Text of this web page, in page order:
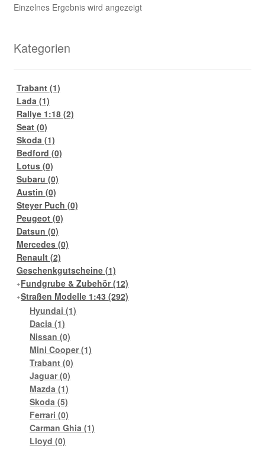
Einzelnes Ergebnis wird angezeigt
Kategorien
Trabant (1)
Lada (1)
Rallye 1:18 (2)
Seat (0)
Skoda (1)
Bedford (0)
Lotus (0)
Subaru (0)
Austin (0)
Steyer Puch (0)
Peugeot (0)
Datsun (0)
Mercedes (0)
Renault (2)
Geschenkgutscheine (1)
Fundgrube & Zubehör(12)
Straßen Modelle 1:43(292)
Hyundai(1)
Dacia(1)
Nissan(0)
Mini Cooper(1)
Trabant(0)
Jaguar(0)
Mazda(1)
Skoda(5)
Ferrari(0)
Carman Ghia(1)
Lloyd(0)